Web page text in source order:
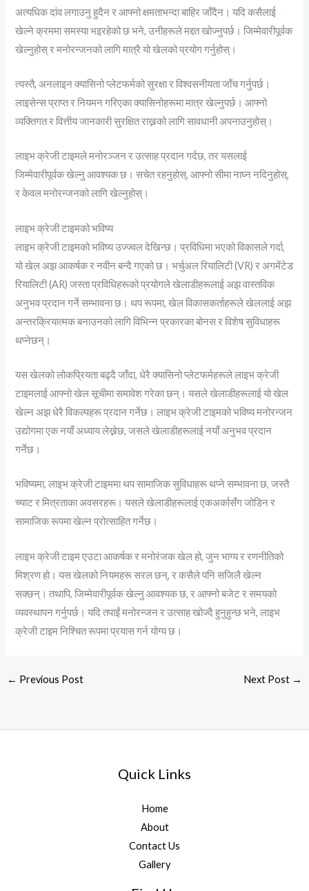
अत्यधिक दांव लगाउनु हुदैन र आफ्नो क्षमताभन्दा बाहिर जाँदैन। यदि कसैलाई
खेल्ने क्रममा समस्या भइरहेको छ भने, उनीहरूले मद्दत खोज्नुपर्छ। जिम्मेवारीपूर्वक
खेल्नुहोस् र मनोरन्जनको लागि मात्रै यो खेलको प्रयोग गर्नुहोस्।
त्यस्तै, अनलाइन क्यासिनो प्लेटफर्मको सुरक्षा र विश्वसनीयता जाँच गर्नुपर्छ।
लाइसेन्स प्राप्त र नियमन गरिएका क्यासिनोहरूमा मात्र खेल्नुपर्छ। आफ्नो
व्यक्तिगत र वित्तीय जानकारी सुरक्षित राख्नको लागि सावधानी अपनाउनुहोस्।
लाइभ क्रेजी टाइमले मनोरञ्जन र उत्साह प्रदान गर्दछ, तर यसलाई
जिम्मेवारीपूर्वक खेल्नु आवश्यक छ। सचेत रहनुहोस्, आफ्नो सीमा नाघ्न नदिनुहोस्,
र केवल मनोरन्जनको लागि खेल्नुहोस्।
लाइभ क्रेजी टाइमको भविष्य
लाइभ क्रेजी टाइमको भविष्य उज्ज्वल देखिन्छ। प्रविधिमा भएको विकासले गर्दा,
यो खेल अझ आकर्षक र नवीन बन्दै गएको छ। भर्चुअल रियालिटी (VR) र अगमेंटेड
रियालिटी (AR) जस्ता प्रविधिहरूको प्रयोगले खेलाडीहरूलाई अझ वास्तविक
अनुभव प्रदान गर्ने सम्भावना छ। थप रूपमा, खेल विकासकर्ताहरूले खेललाई अझ
अन्तरक्रियात्मक बनाउनको लागि विभिन्न प्रकारका बोनस र विशेष सुविधाहरू
थप्नेछन्।
यस खेलको लोकप्रियता बढ्दै जाँदा, धेरै क्यासिनो प्लेटफर्महरूले लाइभ क्रेजी
टाइमलाई आफ्नो खेल सूचीमा समावेश गरेका छन्। यसले खेलाडीहरूलाई यो खेल
खेल्न अझ धेरै विकल्पहरू प्रदान गर्नेछ। लाइभ क्रेजी टाइमको भविष्य मनोरन्जन
उद्योगमा एक नयाँ अध्याय लेख्नेछ, जसले खेलाडीहरूलाई नयाँ अनुभव प्रदान
गर्नेछ।
भविष्यमा, लाइभ क्रेजी टाइममा थप सामाजिक सुविधाहरू थप्ने सम्भावना छ, जस्तै
च्याट र मित्रताका अवसरहरू। यसले खेलाडीहरूलाई एकअर्कासँग जोडिन र
सामाजिक रूपमा खेल्न प्रोत्साहित गर्नेछ।
लाइभ क्रेजी टाइम एउटा आकर्षक र मनोरंजक खेल हो, जुन भाग्य र रणनीतिको
मिश्रण हो। यस खेलको नियमहरू सरल छन्, र कसैले पनि सजिलै खेल्न
सक्छन्। तथापि, जिम्मेवारीपूर्वक खेल्नु आवश्यक छ, र आफ्नो बजेट र समयको
व्यवस्थापन गर्नुपर्छ। यदि तपाईं मनोरन्जन र उत्साह खोज्दै हुनुहुन्छ भने, लाइभ
क्रेजी टाइम निश्चित रूपमा प्रयास गर्न योग्य छ।
← Previous Post Next Post →
Quick Links
Home
About
Contact Us
Gallery